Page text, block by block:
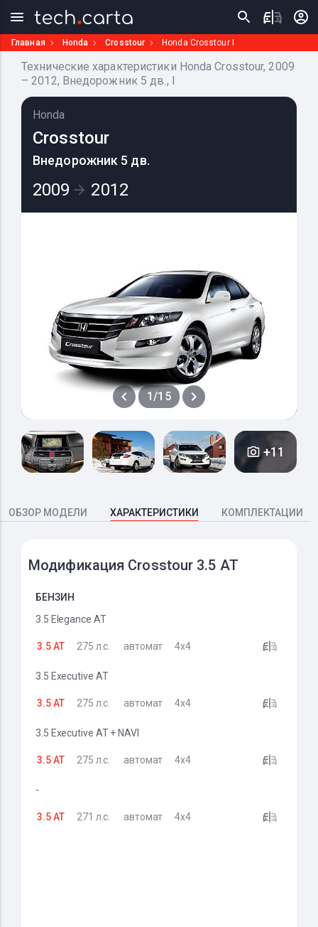
Главная Honda Crosstour Honda Crosstour I
Технические характеристики Honda Crosstour, 2009
– 2012, Внедорожник 5 дв., I
Honda
Crosstour
Внедорожник 5 дв.
2009 2012
1/15
+11
ОБЗОР МОДЕЛИ ХАРАКТЕРИСТИКИ КОМПЛЕКТАЦИИ
Модификация Crosstour 3.5 AT
БЕНЗИН
3.5 Elegance AT
3.5 AT 275 л.с. автомат 4x4
3.5 Executive AT
3.5 AT 275 л.с. автомат 4x4
3.5 Executive AT + NAVI
3.5 AT 275 л.с. автомат 4x4
-
3.5 AT 271 л.с. автомат 4x4